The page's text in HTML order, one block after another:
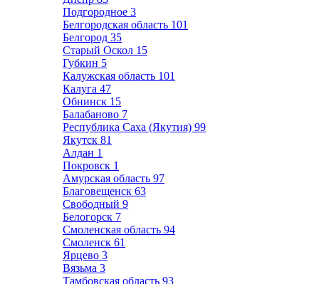
Подгородное 3
Белгородская область 101
Белгород 35
Старый Оскол 15
Губкин 5
Калужская область 101
Калуга 47
Обнинск 15
Балабаново 7
Республика Саха (Якутия) 99
Якутск 81
Алдан 1
Покровск 1
Амурская область 97
Благовещенск 63
Свободный 9
Белогорск 7
Смоленская область 94
Смоленск 61
Ярцево 3
Вязьма 3
Тамбовская область 93